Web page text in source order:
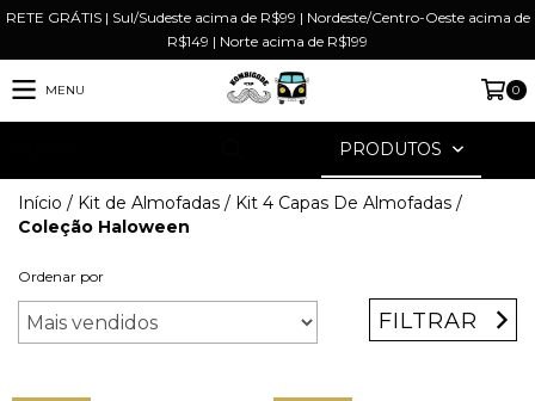
RETE GRÁTIS | Sul/Sudeste acima de R$99 | Nordeste/Centro-Oeste acima de
R$149 | Norte acima de R$199
MENU 0
PRODUTOS
Início / Kit de Almofadas / Kit 4 Capas De Almofadas /
Coleção Haloween
Ordenar por
FILTRAR